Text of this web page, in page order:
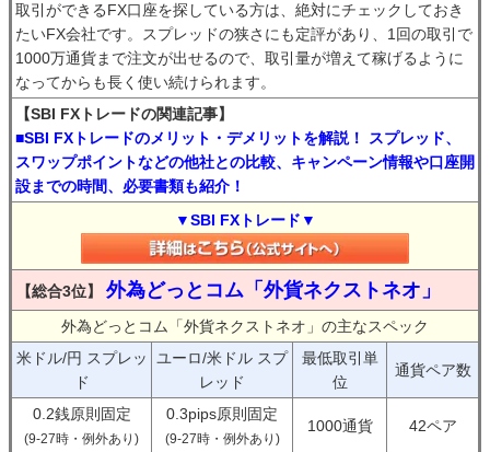
取引ができるFX口座を探している方は、絶対にチェックしておき
たいFX会社です。スプレッドの狭さにも定評があり、1回の取引で
1000万通貨まで注文が出せるので、取引量が増えて稼げるように
なってからも長く使い続けられます。
【SBI FXトレードの関連記事】
■SBI FXトレードのメリット・デメリットを解説！ スプレッド、
スワップポイントなどの他社との比較、キャンペーン情報や口座開
設までの時間、必要書類も紹介！
▼SBI FXトレード▼
【総合3位】 外為どっとコム「外貨ネクストネオ」
外為どっとコム「外貨ネクストネオ」の主なスペック
米ドル/円 スプレッ
ド
ユーロ/米ドル スプ
レッド
最低取引単
位
通貨ペア数
0.2銭原則固定
(9-27時・例外あり)
0.3pips原則固定
(9-27時・例外あり)
1000通貨 42ペア